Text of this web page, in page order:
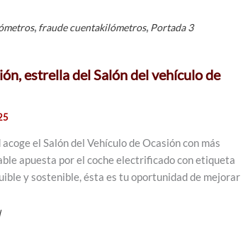
, fraude cuentakilómetros, Portada 3
estrella del Salón del vehículo de
el Salón del Vehículo de Ocasión con más
apuesta por el coche electrificado con etiqueta
y sostenible, ésta es tu oportunidad de mejorar